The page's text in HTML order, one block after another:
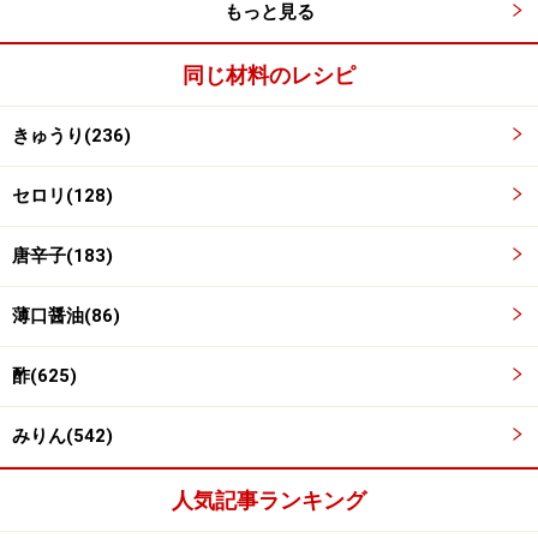
きゅうりとセロリを容器に入れ、調味料が熱いうちに回
しかけます。
もっと見る
同じ材料のレシピ
きゅうり(236)
セロリ(128)
唐辛子(183)
薄口醤油(86)
酢(625)
みりん(542)
人気記事ランキング